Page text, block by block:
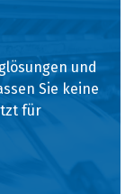
und
Sie keine
für